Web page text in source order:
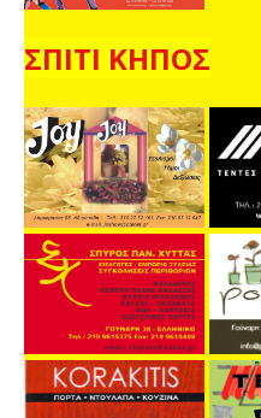
ΣΠΙΤΙ ΚΗΠΟΣ